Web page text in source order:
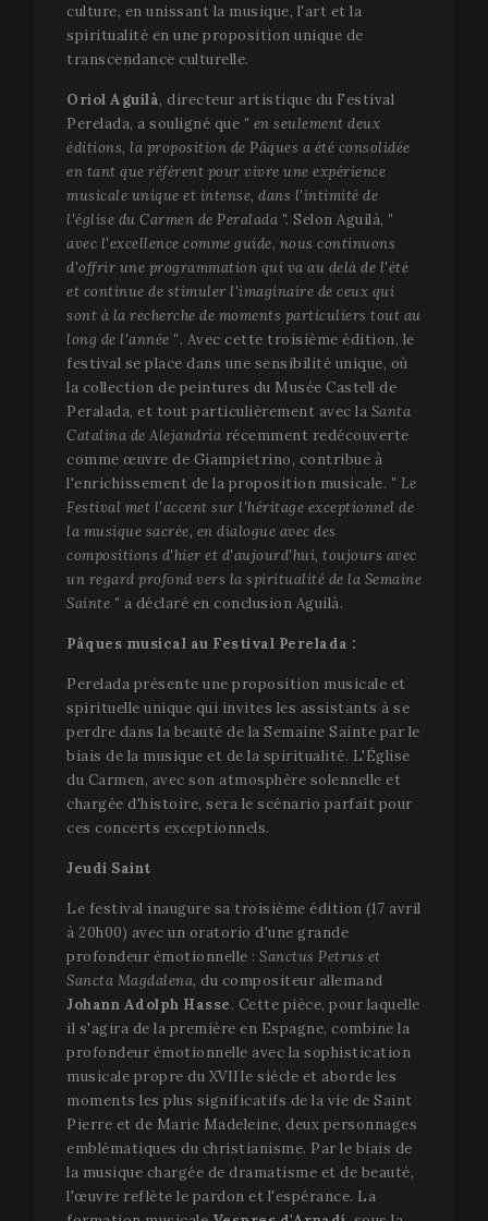
culture, en unissant la musique, l'art et la
spiritualité en une proposition unique de
transcendance culturelle.
Oriol Aguilà, directeur artistique du Festival
Perelada, a souligné que " en seulement deux
éditions, la proposition de Pâques a été consolidée
en tant que référent pour vivre une expérience
musicale unique et intense, dans l'intimité de
l'église du Carmen de Peralada ". Selon Aguilà, "
avec l'excellence comme guide, nous continuons
d'offrir une programmation qui va au delà de l'été
et continue de stimuler l'imaginaire de ceux qui
sont à la recherche de moments particuliers tout au
long de l'année ". Avec cette troisième édition, le
festival se place dans une sensibilité unique, où
la collection de peintures du Musée Castell de
Peralada, et tout particulièrement avec la Santa
Catalina de Alejandría récemment redécouverte
comme œuvre de Giampietrino, contribue à
l'enrichissement de la proposition musicale. " Le
Festival met l'accent sur l'héritage exceptionnel de
la musique sacrée, en dialogue avec des
compositions d'hier et d'aujourd'hui, toujours avec
un regard profond vers la spiritualité de la Semaine
Sainte " a déclaré en conclusion Aguilà.
Pâques musical au Festival Perelada :
Perelada présente une proposition musicale et
spirituelle unique qui invites les assistants à se
perdre dans la beauté de la Semaine Sainte par le
biais de la musique et de la spiritualité. L'Église
du Carmen, avec son atmosphère solennelle et
chargée d'histoire, sera le scénario parfait pour
ces concerts exceptionnels.
Jeudi Saint
Le festival inaugure sa troisième édition (17 avril
à 20h00) avec un oratorio d'une grande
profondeur émotionnelle : Sanctus Petrus et
Sancta Magdalena, du compositeur allemand
Johann Adolph Hasse. Cette pièce, pour laquelle
il s'agira de la première en Espagne, combine la
profondeur émotionnelle avec la sophistication
musicale propre du XVIIIe siècle et aborde les
moments les plus significatifs de la vie de Saint
Pierre et de Marie Madeleine, deux personnages
emblématiques du christianisme. Par le biais de
la musique chargée de dramatisme et de beauté,
l'œuvre reflète le pardon et l'espérance. La